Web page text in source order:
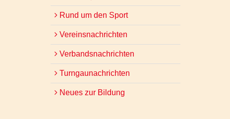
Rund um den Sport
Vereinsnachrichten
Verbandsnachrichten
Turngaunachrichten
Neues zur Bildung